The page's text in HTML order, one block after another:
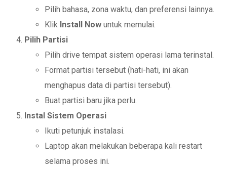
Pilih bahasa, zona waktu, dan preferensi lainnya.
Klik Install Now untuk memulai.
Pilih Partisi
Pilih drive tempat sistem operasi lama terinstal.
Format partisi tersebut (hati-hati, ini akan
menghapus data di partisi tersebut).
Buat partisi baru jika perlu.
Instal Sistem Operasi
Ikuti petunjuk instalasi.
Laptop akan melakukan beberapa kali restart
selama proses ini.